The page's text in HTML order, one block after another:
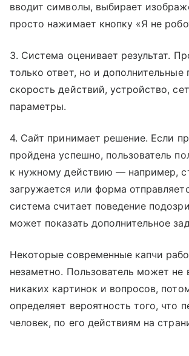
вводит символы, выбирает
просто нажимает кнопку «Я не
3. Система оценивает результат.
только ответ, но и дополнительные
скорость действий, устройство,
параметры.
4. Сайт принимает решение. Если
пройдена успешно, пользователь
к нужному действию — например,
загружается или форма
система считает поведение
может показать дополнительное
Некоторые современные капчи
незаметно. Пользователь может не
никаких картинок и вопросов,
определяет вероятность того, что
человек, по его действиям на